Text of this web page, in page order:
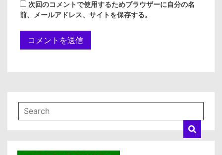
次回のコメントで使用するためブラウザーに自分の名
前、メールアドレス、サイトを保存する。